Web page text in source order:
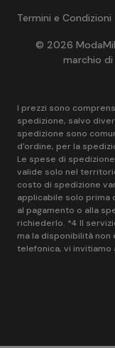
Termini e Condizioni
© 2026
marchio di
I prezzi sono
spedizione, salvo
spedizione sono
d'ordine, per la
Le spese di
valide solo nel
costo di spedizione
applicabile solo prima
al pagamento o alla
richiederlo. *4 Il
ma la disponibilità non
telefonica, vi invitiamo